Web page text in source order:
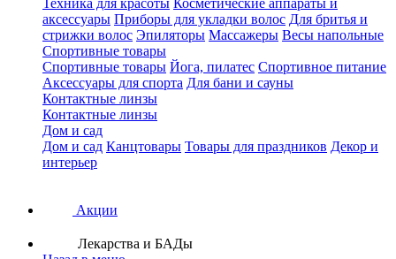
Техника для красоты Косметические аппараты и
аксессуары Приборы для укладки волос Для бритья и
стрижки волос Эпиляторы Массажеры Весы напольные
Спортивные товары
Спортивные товары Йога, пилатес Спортивное питание
Аксессуары для спорта Для бани и сауны
Контактные линзы
Контактные линзы
Дом и сад
Дом и сад Канцтовары Товары для праздников Декор и
интерьер
Акции
Лекарства и БАДы